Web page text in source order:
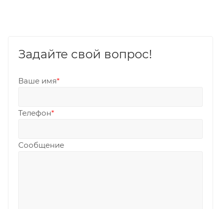
Задайте свой вопрос!
Ваше имя*
Телефон*
Сообщение